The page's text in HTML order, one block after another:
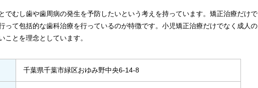
でむし歯や歯周病の発生を予防したいという考えを持っています。矯正治療だけで
って包括的な歯科治療を行っているのが特徴です。小児矯正治療だけでなく成人の
とを理念としています。
千葉県千葉市緑区おゆみ野中央6-14-8